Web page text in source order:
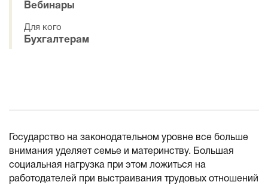
Вебинары
Для кого
Бухгалтерам
Государство на законодательном уровне все больше
внимания уделяет семье и материнству. Большая
социальная нагрузка при этом ложиться на
работодателей при выстраивания трудовых отношений